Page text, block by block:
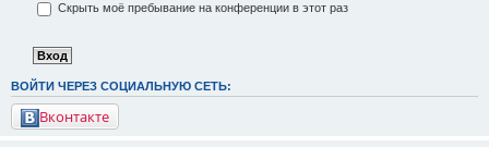
Скрыть моё пребывание на конференции в этот раз
ВОЙТИ ЧЕРЕЗ СОЦИАЛЬНУЮ СЕТЬ:
Вконтакте